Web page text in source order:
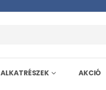
ALKATRÉSZEK AKCIÓ